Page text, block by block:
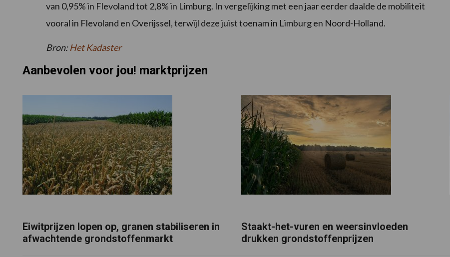
van 0,95% in Flevoland tot 2,8% in Limburg. In vergelijking met een jaar eerder daalde de mobiliteit
vooral in Flevoland en Overijssel, terwijl deze juist toenam in Limburg en Noord-Holland.
Bron:Het Kadaster
Aanbevolen voor jou! marktprijzen
Eiwitprijzen lopen op, granen stabiliseren in
afwachtende grondstoffenmarkt
Staakt-het-vuren en weersinvloeden
drukken grondstoffenprijzen